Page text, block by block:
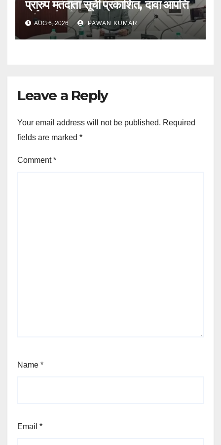
प्रारुप मतदाता सूची प्रकाशित, दावा आपत्ति
दर्ज करने की प्रक्रिया शुरू
AUG 6, 2026 PAWAN KUMAR
Leave a Reply
Your email address will not be published. Required
fields are marked *
Comment*
Name *
Email *